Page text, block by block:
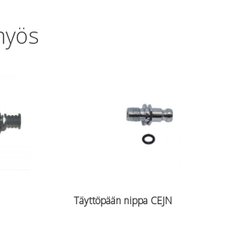
Tarvikkeet pulloihin
Regulaattorit ja tarvikkeet
Täyttöpään nippa CEJN